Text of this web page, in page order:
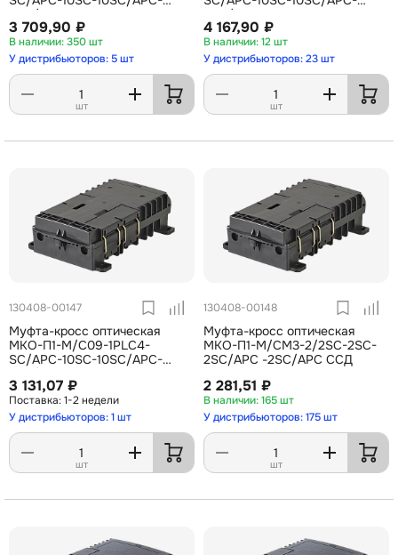
2SC/APC ССД
3 709,90 ₽
350 шт
У дистрибьюторов: 5 шт
шт
2SC/APC ССД
4 167,90 ₽
12 шт
У дистрибьюторов: 23 шт
шт
130408-00147
Муфта-кросс оптическая
МКО-П1-М/C09-1PLC4-
SC/APC-10SC-10SC/APC-
2SC/APC ССД
3 131,07 ₽
1-2 недели
У дистрибьюторов: 1 шт
шт
130408-00148
Муфта-кросс оптическая
МКО-П1-М/СМ3-2/2SC-2SC-
2SC/APC -2SC/APC ССД
2 281,51 ₽
165 шт
У дистрибьюторов: 175 шт
шт